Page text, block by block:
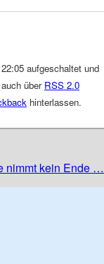
aufgeschaltet und
über RSS 2.0
hinterlassen.
nimmt kein Ende …